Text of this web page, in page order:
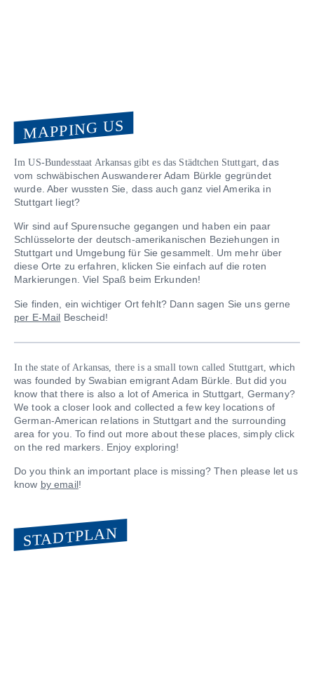
MAPPING US
Im US-Bundesstaat Arkansas gibt es das Städtchen Stuttgart, das
vom schwäbischen Auswanderer Adam Bürkle gegründet
wurde. Aber wussten Sie, dass auch ganz viel Amerika in
Stuttgart liegt?
Wir sind auf Spurensuche gegangen und haben ein paar
Schlüsselorte der deutsch-amerikanischen Beziehungen in
Stuttgart und Umgebung für Sie gesammelt. Um mehr über
diese Orte zu erfahren, klicken Sie einfach auf die roten
Markierungen. Viel Spaß beim Erkunden!
Sie finden, ein wichtiger Ort fehlt? Dann sagen Sie uns gerne
per E-Mail Bescheid!
In the state of Arkansas, there is a small town called Stuttgart, which
was founded by Swabian emigrant Adam Bürkle. But did you
know that there is also a lot of America in Stuttgart, Germany?
We took a closer look and collected a few key locations of
German-American relations in Stuttgart and the surrounding
area for you. To find out more about these places, simply click
on the red markers. Enjoy exploring!
Do you think an important place is missing? Then please let us
know by email!
STADTPLAN